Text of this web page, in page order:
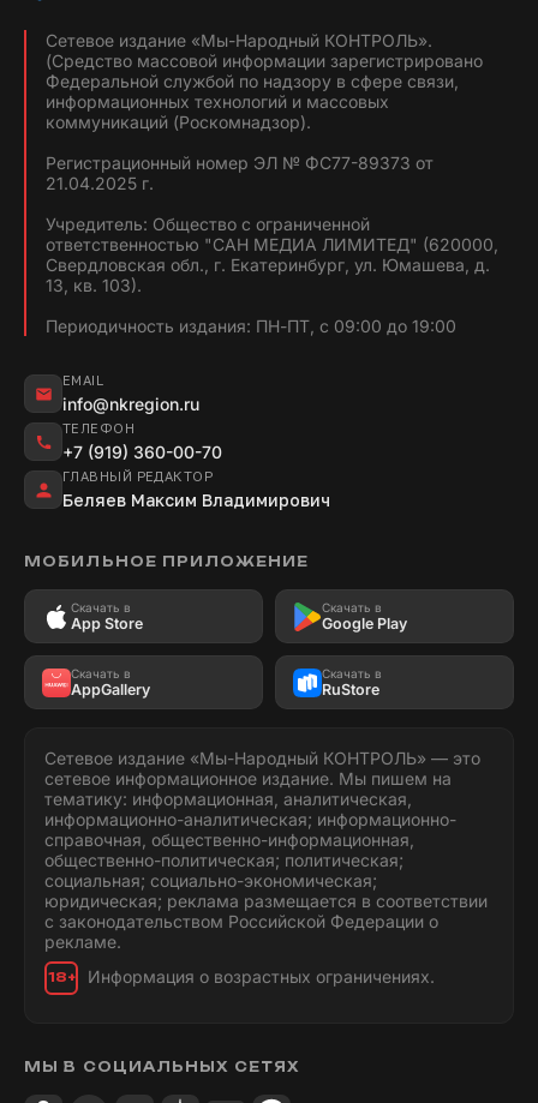
Сетевое издание «Мы-Народный КОНТРОЛЬ».
(Средство массовой информации зарегистрировано
Федеральной службой по надзору в сфере связи,
информационных технологий и массовых
коммуникаций (Роскомнадзор).
Регистрационный номер ЭЛ № ФС77-89373 от
21.04.2025 г.
Учредитель: Общество с ограниченной
ответственностью "САН МЕДИА ЛИМИТЕД" (620000,
Свердловская обл., г. Екатеринбург, ул. Юмашева, д.
13, кв. 103).
Периодичность издания: ПН-ПТ, с 09:00 до 19:00
EMAIL
info@nkregion.ru
ТЕЛЕФОН
+7 (919) 360-00-70
ГЛАВНЫЙ РЕДАКТОР
Беляев Максим Владимирович
МОБИЛЬНОЕ ПРИЛОЖЕНИЕ
Скачать в
App Store
Скачать в
Google Play
Скачать в
AppGallery
Скачать в
RuStore
Сетевое издание «Мы-Народный КОНТРОЛЬ» — это
сетевое информационное издание. Мы пишем на
тематику: информационная, аналитическая,
информационно-аналитическая; информационно-
справочная, общественно-информационная,
общественно-политическая; политическая;
социальная; социально-экономическая;
юридическая; реклама размещается в соответствии
с законодательством Российской Федерации о
рекламе.
18+ Информация о возрастных ограничениях.
МЫ В СОЦИАЛЬНЫХ СЕТЯХ